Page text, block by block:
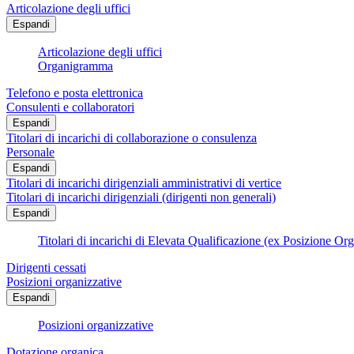
Articolazione degli uffici
Espandi
Articolazione degli uffici
Organigramma
Telefono e posta elettronica
Consulenti e collaboratori
Espandi
Titolari di incarichi di collaborazione o consulenza
Personale
Espandi
Titolari di incarichi dirigenziali amministrativi di vertice
Titolari di incarichi dirigenziali (dirigenti non generali)
Espandi
Titolari di incarichi di Elevata Qualificazione (ex Posizione
Dirigenti cessati
Posizioni organizzative
Espandi
Posizioni organizzative